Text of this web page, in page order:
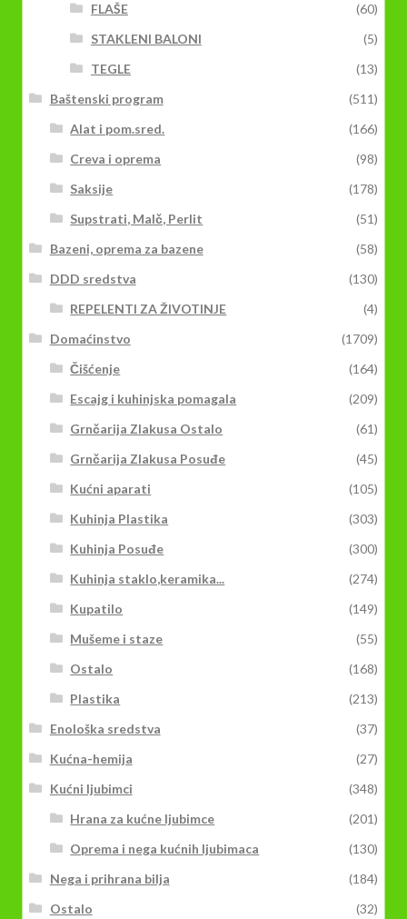
FLAŠE
(60)
STAKLENI BALONI
(5)
TEGLE
(13)
Baštenski program
(511)
Alat i pom.sred.
(166)
Creva i oprema
(98)
Saksije
(178)
Supstrati, Malč, Perlit
(51)
Bazeni, oprema za bazene
(58)
DDD sredstva
(130)
REPELENTI ZA ŽIVOTINJE
(4)
Domaćinstvo
(1709)
Čišćenje
(164)
Escajg i kuhinjska pomagala
(209)
Grnčarija Zlakusa Ostalo
(61)
Grnčarija Zlakusa Posuđe
(45)
Kućni aparati
(105)
Kuhinja Plastika
(303)
Kuhinja Posuđe
(300)
Kuhinja staklo,keramika...
(274)
Kupatilo
(149)
Mušeme i staze
(55)
Ostalo
(168)
Plastika
(213)
Enološka sredstva
(37)
Kućna-hemija
(27)
Kućni ljubimci
(348)
Hrana za kućne ljubimce
(201)
Oprema i nega kućnih ljubimaca
(130)
Nega i prihrana bilja
(184)
Ostalo
(32)